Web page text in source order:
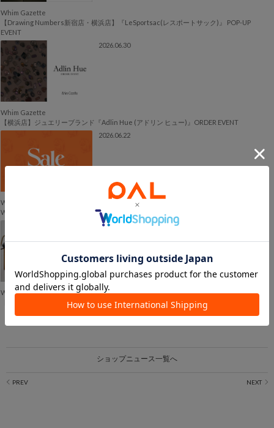
Whim Gazette
【Drawing Numbers新宿店・横浜店】『LeSportsac(レスポートサック)』 POP-UP
EVENT
2026.06.30
Whim Gazette
【横浜店】ジュエリーブランド『Adlin Hue (アドリン ヒュー)』ORDER EVENT
2026.06.22
Whim Gazette
Whim Gazette SUMMER SALE 各店舗のセール日程
2026.06.12
Whim Gazette
【INFORMATION】ジャケット パーソナルオーダー会開催のお知らせ
ショップニュース一覧へ